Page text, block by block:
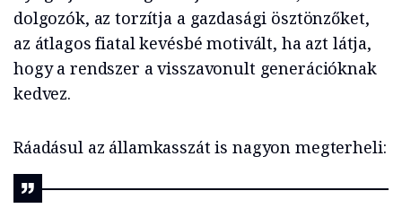
dolgozók, az torzítja a gazdasági ösztönzőket,
az átlagos fiatal kevésbé motivált, ha azt látja,
hogy a rendszer a visszavonult generációknak
kedvez.
Ráadásul az államkasszát is nagyon megterheli: